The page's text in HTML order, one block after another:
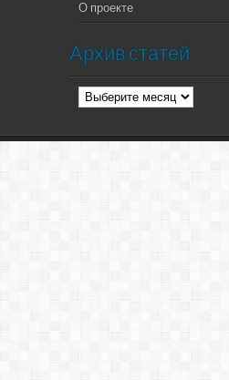
О проекте
Архив статей
Архив
статей